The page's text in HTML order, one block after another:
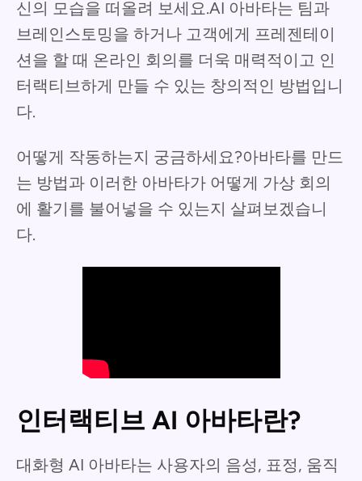
신의 모습을 떠올려 보세요.AI 아바타는 팀과
브레인스토밍을 하거나 고객에게 프레젠테이
션을 할 때 온라인 회의를 더욱 매력적이고 인
터랙티브하게 만들 수 있는 창의적인 방법입니
다.
어떻게 작동하는지 궁금하세요?아바타를 만드
는 방법과 이러한 아바타가 어떻게 가상 회의
에 활기를 불어넣을 수 있는지 살펴보겠습니
다.
인터랙티브 AI 아바타란?
대화형 AI 아바타는 사용자의 음성, 표정, 움직